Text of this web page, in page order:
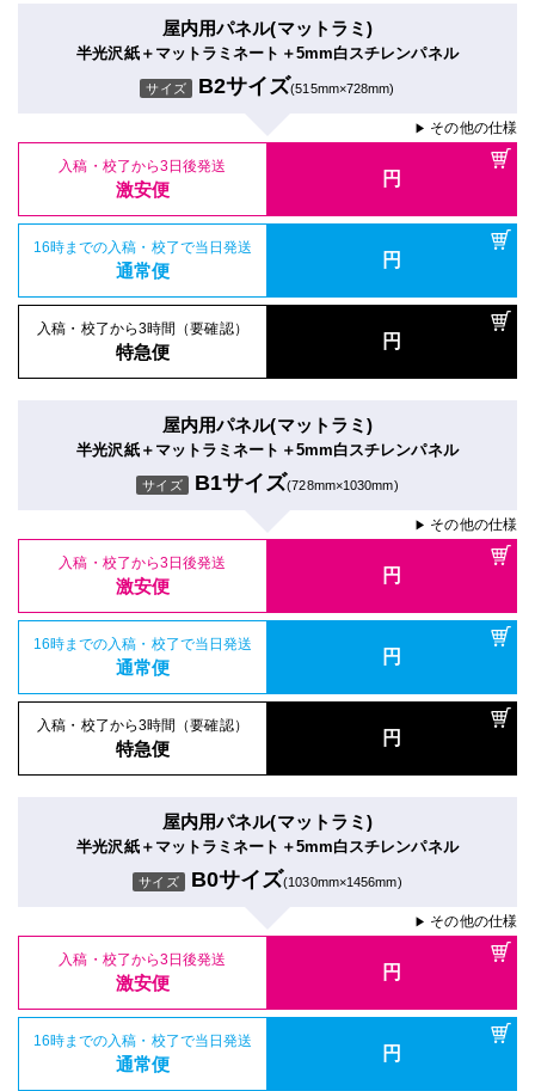
屋内用パネル(マットラミ)
半光沢紙＋マットラミネート＋5mm白スチレンパネル
サイズ B2サイズ(515mm×728mm)
▶ その他の仕様
入稿・校了から3日後発送
激安便 円
16時までの入稿・校了で当日発送
通常便 円
入稿・校了から3時間（要確認）
特急便 円
屋内用パネル(マットラミ)
半光沢紙＋マットラミネート＋5mm白スチレンパネル
サイズ B1サイズ(728mm×1030mm)
▶ その他の仕様
入稿・校了から3日後発送
激安便 円
16時までの入稿・校了で当日発送
通常便 円
入稿・校了から3時間（要確認）
特急便 円
屋内用パネル(マットラミ)
半光沢紙＋マットラミネート＋5mm白スチレンパネル
サイズ B0サイズ(1030mm×1456mm)
▶ その他の仕様
入稿・校了から3日後発送
激安便 円
16時までの入稿・校了で当日発送
通常便 円